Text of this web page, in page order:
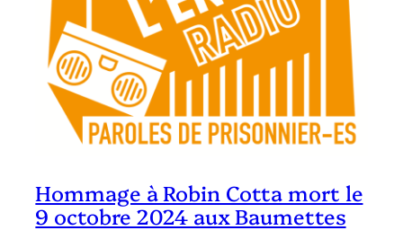
Hommage à Robin Cotta mort le
9 octobre 2024 aux Baumettes